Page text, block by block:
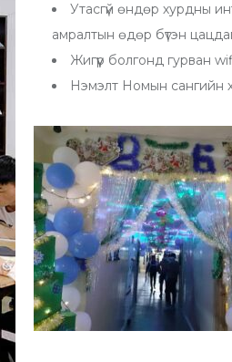
Утасгүй өндөр хурдны
амралтын өдөр бүтэн
Жигүүр болгонд гурван
Нэмэлт Номын сангийн